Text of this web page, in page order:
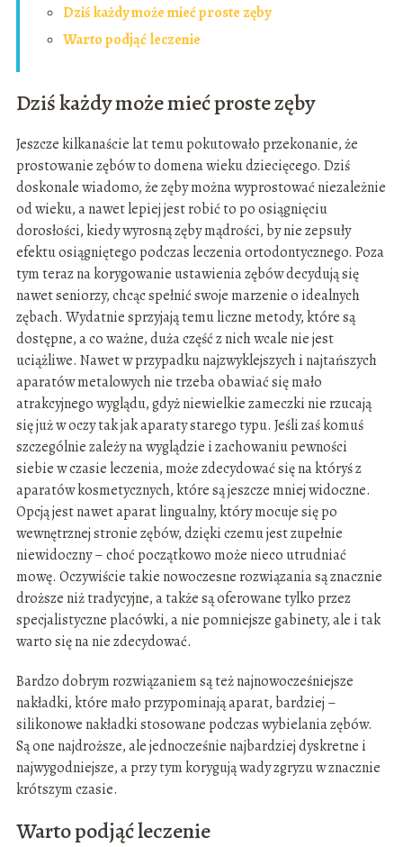
Dziś każdy może mieć proste zęby
Warto podjąć leczenie
Dziś każdy może mieć proste zęby
Jeszcze kilkanaście lat temu pokutowało przekonanie, że
prostowanie zębów to domena wieku dziecięcego. Dziś
doskonale wiadomo, że zęby można wyprostować niezależnie
od wieku, a nawet lepiej jest robić to po osiągnięciu
dorosłości, kiedy wyrosną zęby mądrości, by nie zepsuły
efektu osiągniętego podczas leczenia ortodontycznego. Poza
tym teraz na korygowanie ustawienia zębów decydują się
nawet seniorzy, chcąc spełnić swoje marzenie o idealnych
zębach. Wydatnie sprzyjają temu liczne metody, które są
dostępne, a co ważne, duża część z nich wcale nie jest
uciążliwe. Nawet w przypadku najzwyklejszych i najtańszych
aparatów metalowych nie trzeba obawiać się mało
atrakcyjnego wyglądu, gdyż niewielkie zameczki nie rzucają
się już w oczy tak jak aparaty starego typu. Jeśli zaś komuś
szczególnie zależy na wyglądzie i zachowaniu pewności
siebie w czasie leczenia, może zdecydować się na któryś z
aparatów kosmetycznych, które są jeszcze mniej widoczne.
Opcją jest nawet aparat lingualny, który mocuje się po
wewnętrznej stronie zębów, dzięki czemu jest zupełnie
niewidoczny – choć początkowo może nieco utrudniać
mowę. Oczywiście takie nowoczesne rozwiązania są znacznie
droższe niż tradycyjne, a także są oferowane tylko przez
specjalistyczne placówki, a nie pomniejsze gabinety, ale i tak
warto się na nie zdecydować.
Bardzo dobrym rozwiązaniem są też najnowocześniejsze
nakładki, które mało przypominają aparat, bardziej –
silikonowe nakładki stosowane podczas wybielania zębów.
Są one najdroższe, ale jednocześnie najbardziej dyskretne i
najwygodniejsze, a przy tym korygują wady zgryzu w znacznie
krótszym czasie.
Warto podjąć leczenie